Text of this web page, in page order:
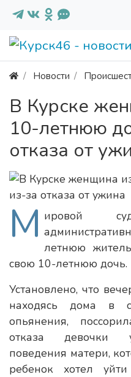
Новости
В Курске
10-летнюю
отказа от
М ировой
летнюю
свою 10-летнюю дочь.
Установлено, что
находясь дома в
опьянения,
отказа девочки
поведения матери,
ребенок хотел